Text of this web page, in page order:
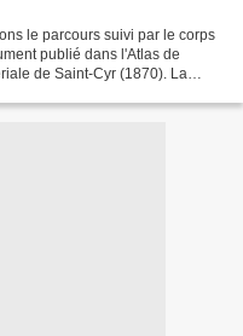
le parcours suivi par le corps
publié dans l'Atlas de
de Saint-Cyr (1870). La